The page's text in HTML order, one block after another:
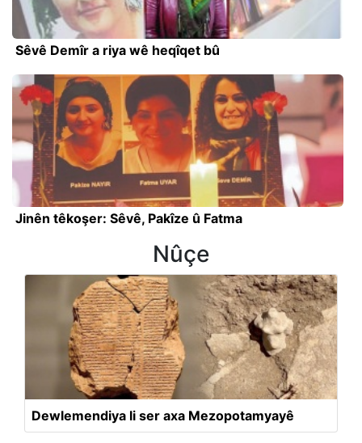
Sêvê Demîr a riya wê heqîqet bû
Jinên têkoşer: Sêvê, Pakîze û Fatma
Nûçe
Dewlemendiya li ser axa Mezopotamyayê